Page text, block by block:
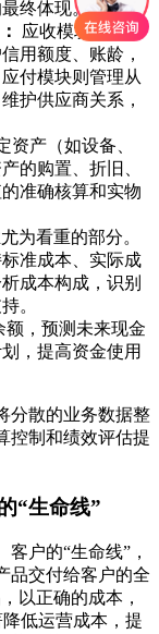
终体现。
应收模块管理从
用额度、账龄，
付模块则管理从
护供应商关系，
资产（如设备、
的购置、折旧、
准确核算和实物
为看重的部分。
准成本、实际成
成本构成，识别
。
额，预测未来现金
，提高资金使用
分散的业务数据整
控制和绩效评估提
“生命线”
户的“生命线”，
品交付给客户的全
以正确的成本，
低运营成本，提